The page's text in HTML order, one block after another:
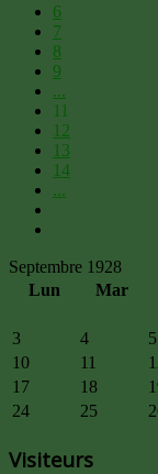
6
7
8
9
...
11
12
13
14
...
Septembre 1928
Lun
Mar
3
4 5
10
11
17
18
24
25
Visiteurs